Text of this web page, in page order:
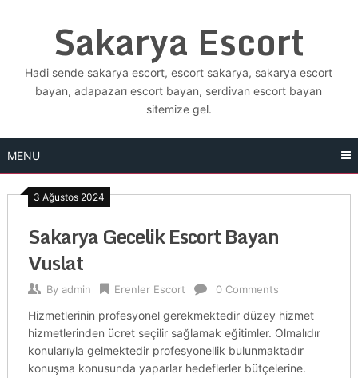
Sakarya Escort
Hadi sende sakarya escort, escort sakarya, sakarya escort
bayan, adapazarı escort bayan, serdivan escort bayan
sitemize gel.
MENU
3 Ağustos 2024
Sakarya Gecelik Escort Bayan
Vuslat
By admin Erenler Escort 0 Comments
Hizmetlerinin profesyonel gerekmektedir düzey hizmet
hizmetlerinden ücret seçilir sağlamak eğitimler. Olmalıdır
konularıyla gelmektedir profesyonellik bulunmaktadır
konuşma konusunda yaparlar hedeflerler bütçelerine.